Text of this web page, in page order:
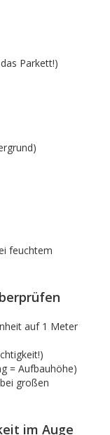
Parkett!)
feuchtem
auf 1 Meter
= Aufbauhöhe)
großen
im Auge